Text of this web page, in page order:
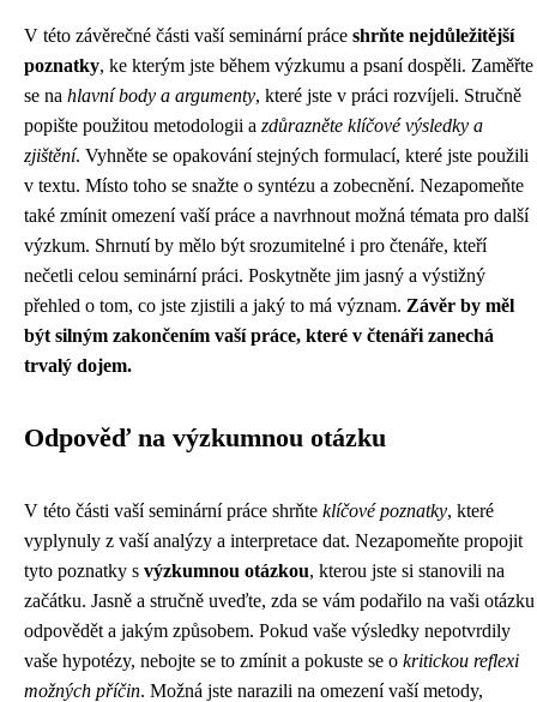
V této závěrečné části vaší seminární práce shrňte nejdůležitější
poznatky, ke kterým jste během výzkumu a psaní dospěli. Zaměřte
se na hlavní body a argumenty, které jste v práci rozvíjeli. Stručně
popište použitou metodologii a zdůrazněte klíčové výsledky a
zjištění. Vyhněte se opakování stejných formulací, které jste použili
v textu. Místo toho se snažte o syntézu a zobecnění. Nezapomeňte
také zmínit omezení vaší práce a navrhnout možná témata pro další
výzkum. Shrnutí by mělo být srozumitelné i pro čtenáře, kteří
nečetli celou seminární práci. Poskytněte jim jasný a výstižný
přehled o tom, co jste zjistili a jaký to má význam. Závěr by měl
být silným zakončením vaší práce, které v čtenáři zanechá
trvalý dojem.
Odpověď na výzkumnou otázku
V této části vaší seminární práce shrňte klíčové poznatky, které
vyplynuly z vaší analýzy a interpretace dat. Nezapomeňte propojit
tyto poznatky s výzkumnou otázkou, kterou jste si stanovili na
začátku. Jasně a stručně uveďte, zda se vám podařilo na vaši otázku
odpovědět a jakým způsobem. Pokud vaše výsledky nepotvrdily
vaše hypotézy, nebojte se to zmínit a pokuste se o kritickou reflexi
možných příčin. Možná jste narazili na omezení vaší metody,